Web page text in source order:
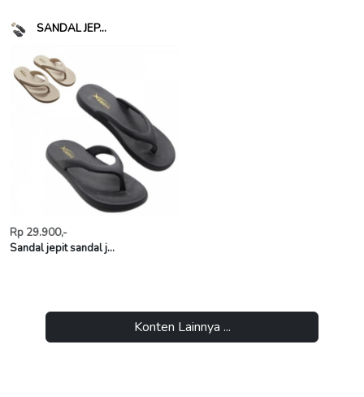
SANDAL JEP...
Rp 29.900,-
Sandal jepit sandal j...
Konten Lainnya ...